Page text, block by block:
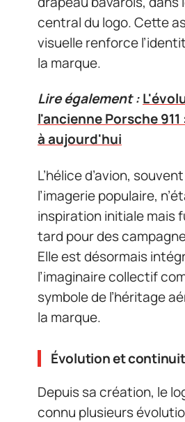
central du logo. Cette
visuelle renforce
la marque.
Lire également :
l'ancienne Porsche
à aujourd'hui
L’hélice d’avion,
l’imagerie populaire,
inspiration initiale mais
tard pour des
Elle est désormais
l’imaginaire collectif
symbole de l’héritage
la marque.
Évolution et
Depuis sa création, le
connu plusieurs